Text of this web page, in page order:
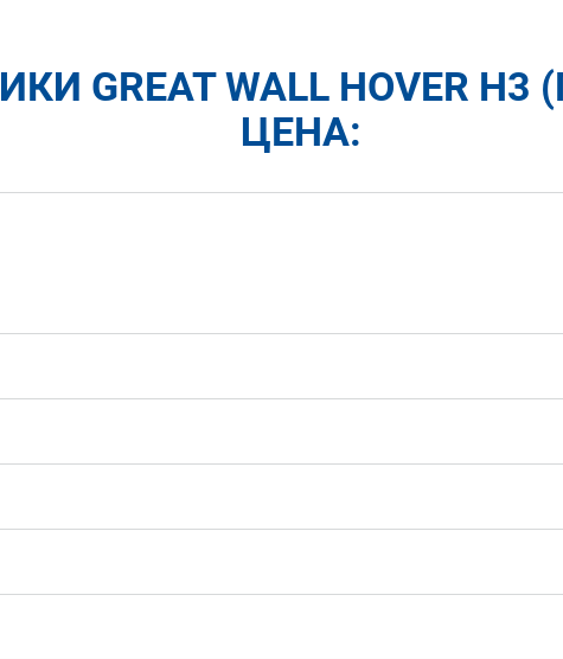
GREAT WALL HOVER
ЦЕНА: